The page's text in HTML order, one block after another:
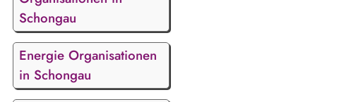
Schongau
Energie Organisationen
in Schongau